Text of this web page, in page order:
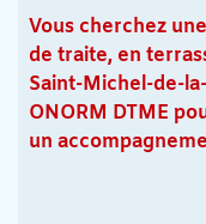
Vous cherchez
de traite, en
Saint-Michel-de-
ONORM DTME
un